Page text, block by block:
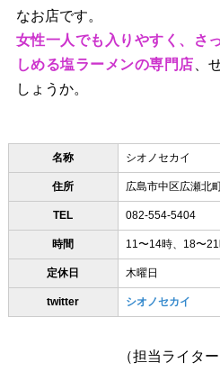
なお店です。
女性一人でも入りやすく、さ
しめる塩ラーメンの専門店 、
しょうか。
名称 シオノセカイ
住所 広島市中区広瀬北
TEL 082-554-5404
時間 11〜14時、18〜
定休日 木曜日
twitter シオノセカイ
（担当ライタ